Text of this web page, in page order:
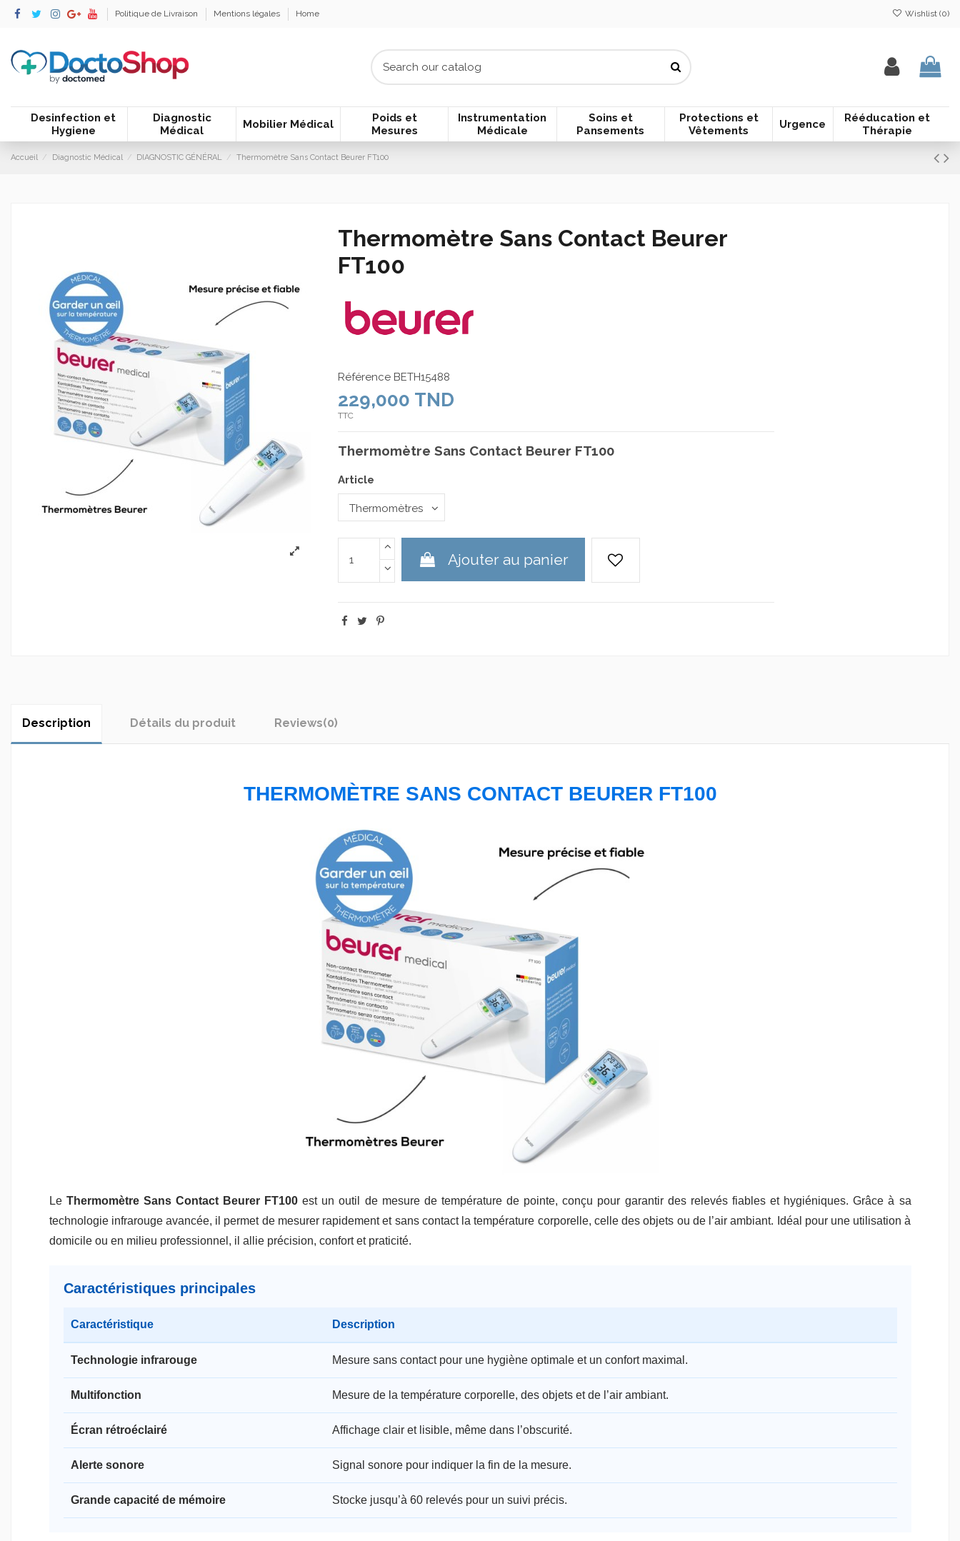
Politique de Livraison Mentions légales Home Wishlist (0)
Desinfection et
Hygiene
Diagnostic
Médical
Mobilier Médical
Poids et
Mesures
Instrumentation
Médicale
Soins et
Pansements
Protections et
Vêtements
Urgence
Rééducation et
Thérapie
Accueil Diagnostic Médical DIAGNOSTIC GÉNÉRAL Thermomètre Sans Contact Beurer FT100
Thermomètre Sans Contact Beurer
FT100
Référence BETH15488
229,000 TND
TTC
Thermomètre Sans Contact Beurer FT100
Article
Ajouter au panier
Description Détails du produit Reviews(0)
THERMOMÈTRE SANS CONTACT BEURER FT100
Le Thermomètre Sans Contact Beurer FT100 est un outil de mesure de température de pointe, conçu pour garantir des relevés fiables et hygiéniques. Grâce à sa
technologie infrarouge avancée, il permet de mesurer rapidement et sans contact la température corporelle, celle des objets ou de l’air ambiant. Idéal pour une utilisation à
domicile ou en milieu professionnel, il allie précision, confort et praticité.
Caractéristiques principales
Caractéristique Description
Technologie infrarouge Mesure sans contact pour une hygiène optimale et un confort maximal.
Multifonction Mesure de la température corporelle, des objets et de l’air ambiant.
Écran rétroéclairé Affichage clair et lisible, même dans l’obscurité.
Alerte sonore Signal sonore pour indiquer la fin de la mesure.
Grande capacité de mémoire Stocke jusqu’à 60 relevés pour un suivi précis.